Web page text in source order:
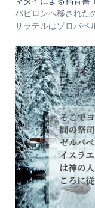
バビロンへ移された
サラテルはゾロバベ